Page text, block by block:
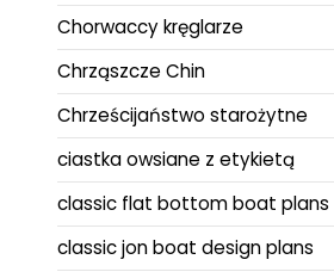
Chorwaccy kręglarze
Chrząszcze Chin
Chrześcijaństwo starożytne
ciastka owsiane z etykietą
classic flat bottom boat plans
classic jon boat design plans